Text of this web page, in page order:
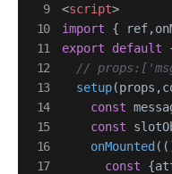
<script>
import {
export
default
//
setup(
const
const
onMounted (
const